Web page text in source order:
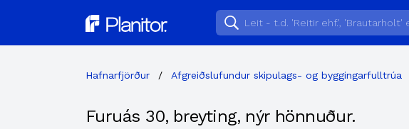
Planitor
Hafnarfjörður / Afgreiðslufundur skipulags- og byggingarfulltrúa
Furuás 30, breyting, nýr hönnuður.